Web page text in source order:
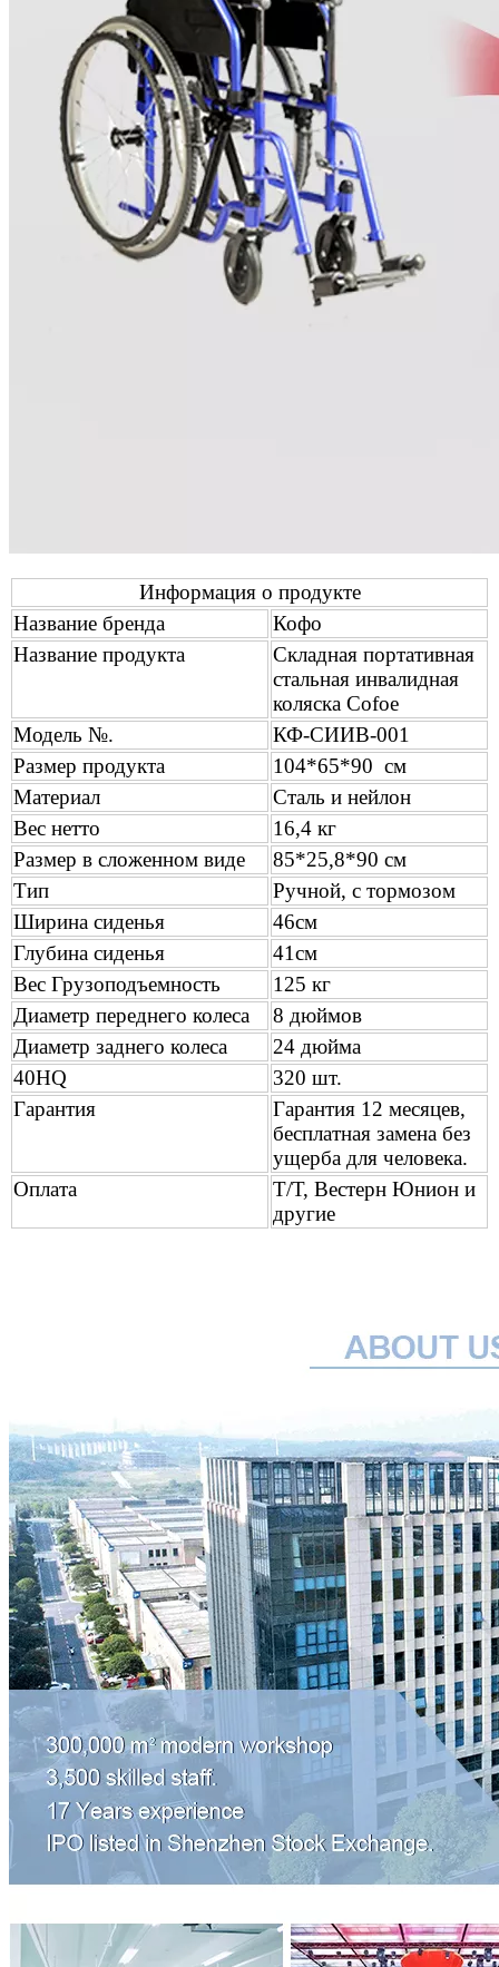
Информация о продукте
Название бренда
Кофо
Название продукта
Складная портативная
стальная инвалидная
коляска Cofoe
Модель №.
КФ-СИИВ-001
Размер продукта
104*65*90 см
Материал
Сталь и нейлон
Вес нетто
16,4 кг
Размер в сложенном виде
85*25,8*90 см
Тип
Ручной, с тормозом
Ширина сиденья
46см
Глубина сиденья
41см
Вес Грузоподъемность
125 кг
Диаметр переднего колеса
8 дюймов
Диаметр заднего колеса
24 дюйма
40HQ
320 шт.
Гарантия
Гарантия 12 месяцев,
бесплатная замена без
ущерба для человека.
Оплата
Т/Т, Вестерн Юнион и
другие